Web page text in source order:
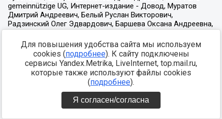
Для повышения удобства сайта мы используем
cookies (подробнее). К сайту подключены
сервисы Yandex.Metrika, LiveInternet, top.mail.ru,
которые также используют файлы cookies
(подробнее).
Я согласен/согласна